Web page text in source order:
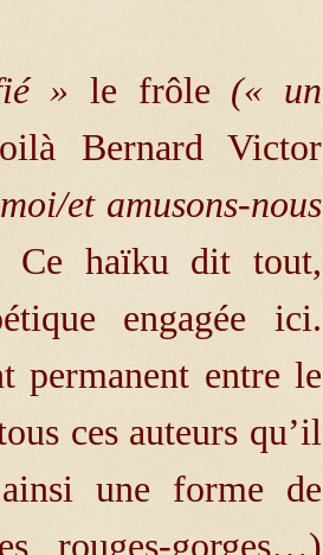
» le frôle (« un
Bernard Victor
et amusons-nous
Ce haïku dit tout,
engagée ici.
permanent entre le
ces auteurs qu’il
ainsi une forme de
rouges-gorges…)